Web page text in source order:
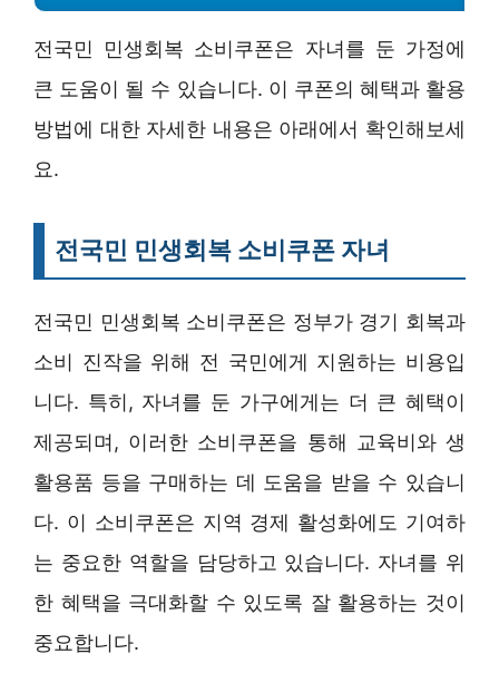
전국민 민생회복 소비쿠폰은 자녀를 둔 가정에
큰 도움이 될 수 있습니다. 이 쿠폰의 혜택과 활용
방법에 대한 자세한 내용은 아래에서 확인해보세
요.
전국민 민생회복 소비쿠폰 자녀
전국민 민생회복 소비쿠폰은 정부가 경기 회복과
소비 진작을 위해 전 국민에게 지원하는 비용입
니다. 특히, 자녀를 둔 가구에게는 더 큰 혜택이
제공되며, 이러한 소비쿠폰을 통해 교육비와 생
활용품 등을 구매하는 데 도움을 받을 수 있습니
다. 이 소비쿠폰은 지역 경제 활성화에도 기여하
는 중요한 역할을 담당하고 있습니다. 자녀를 위
한 혜택을 극대화할 수 있도록 잘 활용하는 것이
중요합니다.